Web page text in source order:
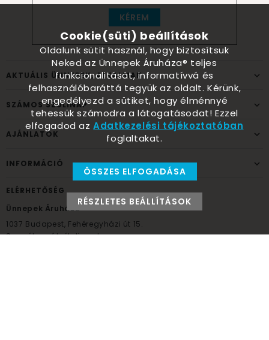
KÉREM
AKTUÁLIS ÜNNEPEK, ALKALMAK
SZÁMOS SZÜLINAP
AJÁNLATOK
INFORMÁCIÓ
ELÉRHETŐSÉG
Ünnepek Áruháza
1037 Budapest, Fehéregyházi út 15.
Személyes átvételi pont
Cookie(süti) beállítások
Oldalunk sütit használ, hogy biztosítsuk
Neked az Ünnepek Áruháza® teljes
funkcionalitását, informatívvá és
felhasználóbaráttá tegyük az oldalt. Kérünk,
engedélyezd a sütiket, hogy élménnyé
tehessük számodra a látogatásodat! Ezzel
elfogadod azAdatkezelési tájékoztatóban
foglaltakat.
ÖSSZES ELFOGADÁSA
RÉSZLETES BEÁLLÍTÁSOK